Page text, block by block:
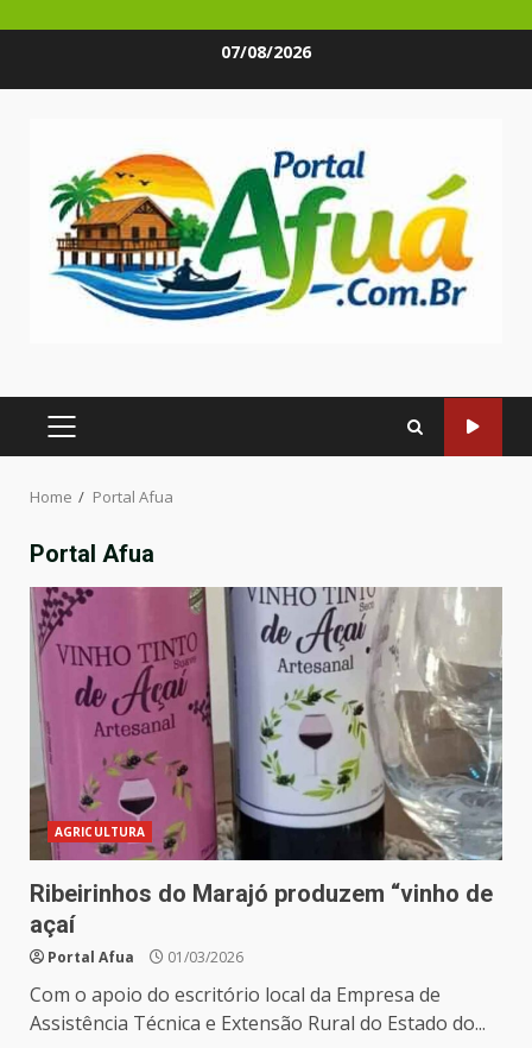
07/08/2026
PRIMARY
Home Portal Afua
Portal Afua
AGRICULTURA
Ribeirinhos do Marajó produzem “vinho de
açaí
Portal Afua 01/03/2026
Com o apoio do escritório local da Empresa de
Assistência Técnica e Extensão Rural do Estado do...